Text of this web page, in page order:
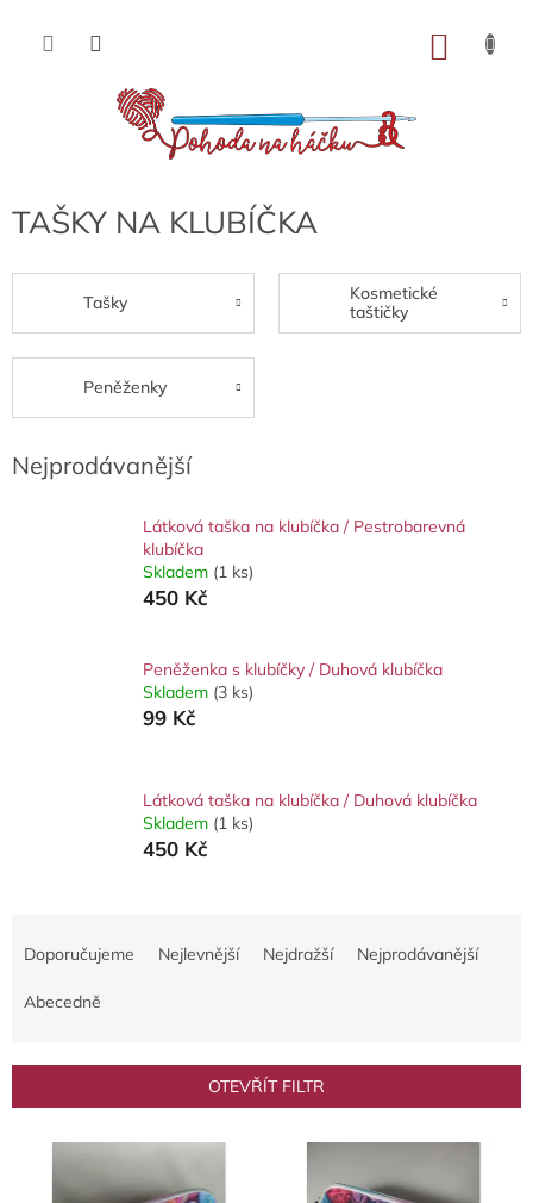
obsah
TAŠKY NA KLUBÍČKA
Tašky
Kosmetické
taštičky
Peněženky
Nejprodávanější
Látková taška na klubíčka / Pestrobarevná
klubíčka
Skladem (1 ks)
450 Kč
Peněženka s klubíčky / Duhová klubíčka
Skladem (3 ks)
99 Kč
Látková taška na klubíčka / Duhová klubíčka
Skladem (1 ks)
450 Kč
r
Doporučujeme Nejlevnější Nejdražší Nejprodávanější
Abecedně
OTEVŘÍT FILTR